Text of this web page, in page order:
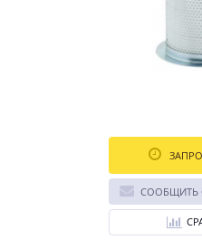
СООБЩИТЬ